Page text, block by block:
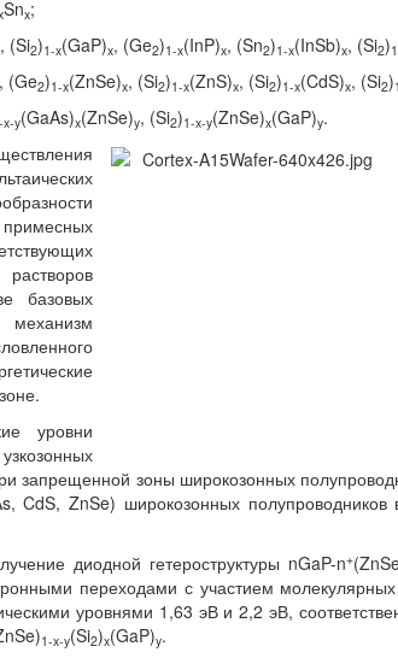
Snx;
, (Si2)1-x(GaP)x, (Ge2)1-x(InP)x, (Sn2)1-x(InSb)x, (Si2)
, (Ge2)1-x(ZnSe)x, (Si2)1-x(ZnS)x, (Si2)1-x(CdS)x, (Si2)
x-y(GaAs)x(ZnSe)y, (Si2)1-x-y(ZnSe)x(GaP)y.
базовых
уровни
запрещенной зоны широкозонных
CdS, ZnSe) широкозонных полупроводников
диодной гетероструктуры nGaP-n+
переходами с участием
уровнями 1,63 эВ и 2,2 эВ,
1-x-y(Si2)x(GaP)y.